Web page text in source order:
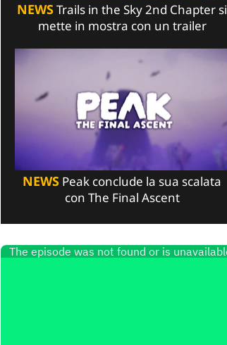
NEWSTrails in the Sky 2nd Chapter si
mette in mostra con un trailer
NEWS Peak conclude la sua scalata
con The Final Ascent